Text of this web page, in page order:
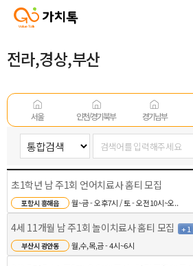
전라,경상,부산
서울 인천/경기 북부 경기남부
초1학년 남 주1회 언어치료사 홈티 모집
포항시 흥해읍 월~금 - 오후7시 / 토 - 오전10시~오..
4세 11개월 남 주1회 놀이치료사 홈티 모집 + 1
부산시 광안동 월,수,목,금 - 4시~6시